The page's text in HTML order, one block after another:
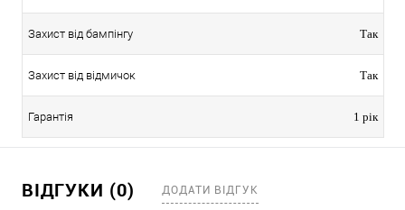
Захист від бампінгу Так
Захист від відмичок Так
Гарантія 1 рік
ВІДГУКИ (0) ДОДАТИ ВІДГУК